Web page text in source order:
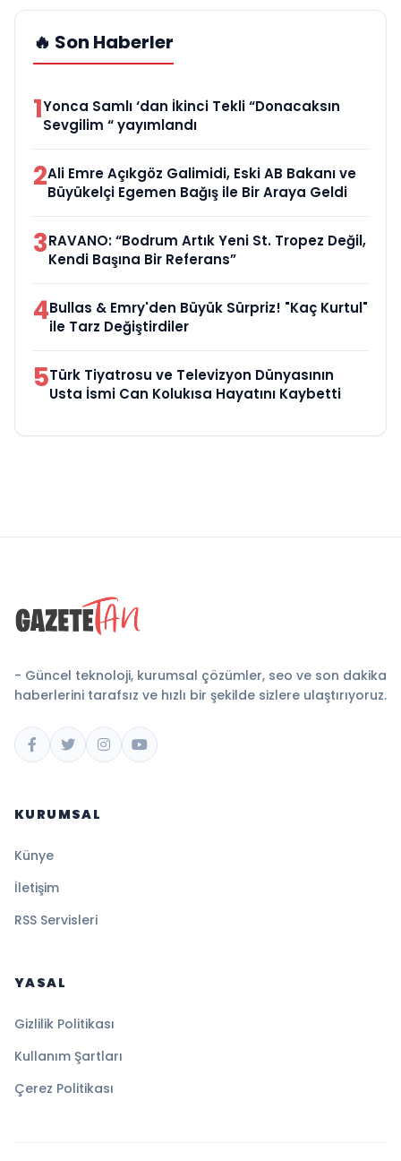
🔥 Son Haberler
1Yonca Samlı ‘dan İkinci Tekli “Donacaksın
Sevgilim “ yayımlandı
2Ali Emre Açıkgöz Galimidi, Eski AB Bakanı ve
Büyükelçi Egemen Bağış ile Bir Araya Geldi
3RAVANO: “Bodrum Artık Yeni St. Tropez Değil,
Kendi Başına Bir Referans”
4Bullas & Emry'den Büyük Sürpriz! "Kaç Kurtul"
ile Tarz Değiştirdiler
5Türk Tiyatrosu ve Televizyon Dünyasının
Usta İsmi Can Kolukısa Hayatını Kaybetti
- Güncel teknoloji, kurumsal çözümler, seo ve son dakika
haberlerini tarafsız ve hızlı bir şekilde sizlere ulaştırıyoruz.
KURUMSAL
Künye
İletişim
RSS Servisleri
YASAL
Gizlilik Politikası
Kullanım Şartları
Çerez Politikası